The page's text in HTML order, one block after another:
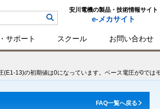
安川電機の製品・技術情報サイト
e-メカサイト
サポート スクール お問い合わせ
13)の初期値は0になっています。ベース電圧が0では
FAQ一覧へ戻る